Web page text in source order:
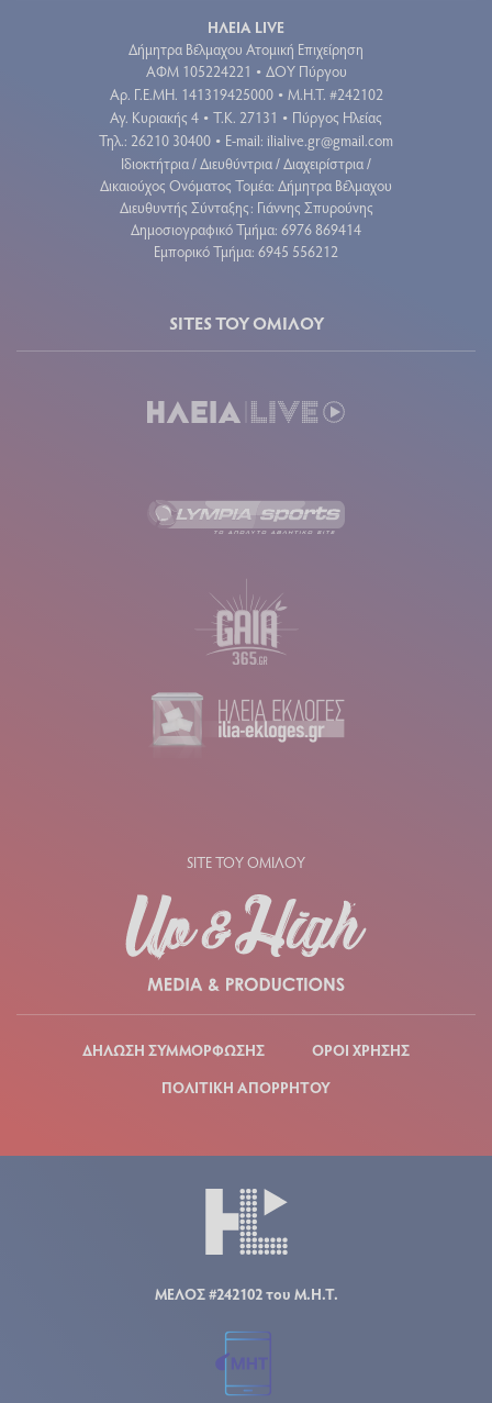
ΗΛΕΙΑ LIVE
Δήμητρα Βέλμαχου Ατομική Επιχείρηση
ΑΦΜ 105224221 • ΔΟΥ Πύργου
Aρ. Γ.Ε.ΜΗ. 141319425000 • Μ.Η.Τ. #242102
Αγ. Κυριακής 4 • Τ.Κ. 27131 • Πύργος Ηλείας
Τηλ.: 26210 30400 • E-mail: ilialive.gr@gmail.com
Ιδιοκτήτρια / Διευθύντρια / Διαχειρίστρια /
Δικαιούχος Ονόματος Τομέα: Δήμητρα Βέλμαχου
Διευθυντής Σύνταξης: Γιάννης Σπυρούνης
Δημοσιογραφικό Τμήμα: 6976 869414
Εμπορικό Τμήμα: 6945 556212
SITES ΤΟΥ ΟΜΙΛΟΥ
SITE ΤΟΥ ΟΜΙΛΟΥ
ΔΗΛΩΣΗ ΣΥΜΜΟΡΦΩΣΗΣ
ΟΡΟΙ ΧΡΗΣΗΣ
ΠΟΛΙΤΙΚΗ ΑΠΟΡΡΗΤΟΥ
ΜΕΛΟΣ #242102 του Μ.Η.Τ.